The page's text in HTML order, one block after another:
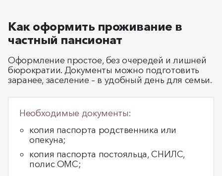
Как оформить проживание в
частный пансионат
Оформление простое, без очередей и лишней
бюрократии. Документы можно подготовить
заранее, заселение – в удобный день для семьи.
Необходимые документы:
копия паспорта родственника или
опекуна;
копия паспорта постояльца, СНИЛС,
полис ОМС;